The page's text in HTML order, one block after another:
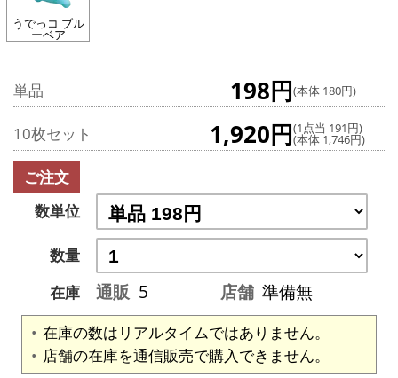
うでっコ ブル
ーベア
単品 198円(本体 180円)
10枚セット 1,920円(1点当 191円)
(本体 1,746円)
ご注文
数単位
数量
在庫
通販 5 店舗 準備無
在庫の数はリアルタイムではありません。
店舗の在庫を通信販売で購入できません。